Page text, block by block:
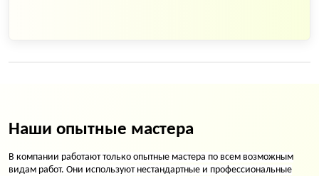
Наши опытные мастера
В компании работают только опытные мастера по всем возможным
видам работ. Они используют нестандартные и профессиональные